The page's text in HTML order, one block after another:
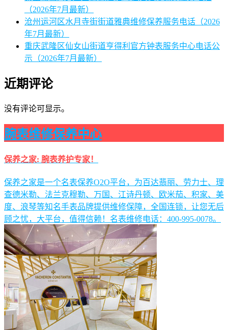
（2026年7月最新）
沧州运河区水月寺街街道雅典维修保养服务电话（2026
年7月最新）
重庆武隆区仙女山街道亨得利官方钟表服务中心电话公
示（2026年7月最新）
近期评论
没有评论可显示。
腕表维修保养中心
保养之家: 腕表养护专家！
保养之家是一个名表保养O2O平台，为百达翡丽、劳力士、理
查德米勒、法兰克穆勒、万国、江诗丹顿、欧米茄、积家、美
度、浪琴等知名手表品牌提供维修保障，全国连锁，让您无后
顾之忧，大平台，值得信赖！名表维修电话：400-995-0078。